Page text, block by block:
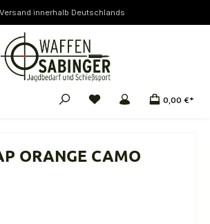
Versand innerhalb Deutschlands
0,00 €*
ORANGE CAMO